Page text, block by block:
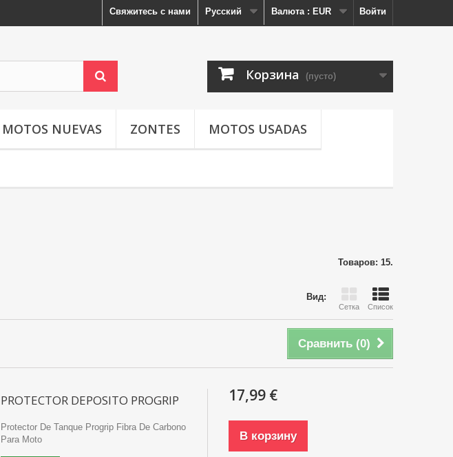
Войти
Валюта : EUR
Русский
Свяжитесь с нами
Корзина (пусто)
MOTOS NUEVAS ZONTES MOTOS USADAS
Товаров: 15.
Вид:
Сетка Список
Сравнить (0)
PROTECTOR DEPOSITO PROGRIP
Protector De Tanque Progrip Fibra De Carbono
Para Moto
17,99 €
В корзину